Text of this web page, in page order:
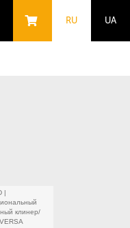
RU UA
|
клинер/